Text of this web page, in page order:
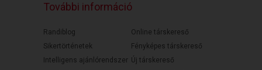
További információ
Randiblog
Sikertörténetek
Intelligens ajánlórendszer
Online társkereső
Fényképes társkereső
Új társkereső